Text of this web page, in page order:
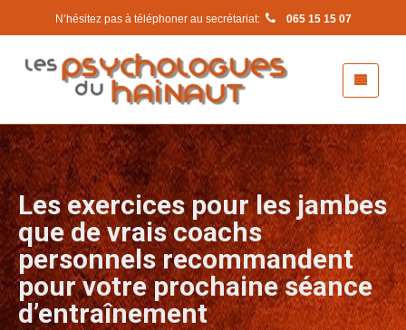
N’hésitez pas à téléphoner au secrétariat: 065 15 15 07
Les exercices pour les jambes
que de vrais coachs
personnels recommandent
pour votre prochaine séance
d’entraînement